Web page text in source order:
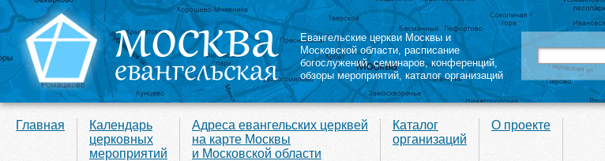
Евангельские церкви Москвы и
Московской области, расписание
богослужений,семинаров,конференций,
обзоры мероприятий, каталог организаций
Главная
Календарь
церковных
мероприятий
Адреса евангельских церквей
на карте Москвы
и Московской области
Каталог
организаций
О проекте